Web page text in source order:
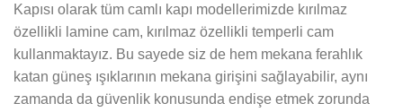
Kapısı olarak tüm camlı kapı modellerimizde kırılmaz
özellikli lamine cam, kırılmaz özellikli temperli cam
kullanmaktayız. Bu sayede siz de hem mekana ferahlık
katan güneş ışıklarının mekana girişini sağlayabilir, aynı
zamanda da güvenlik konusunda endişe etmek zorunda